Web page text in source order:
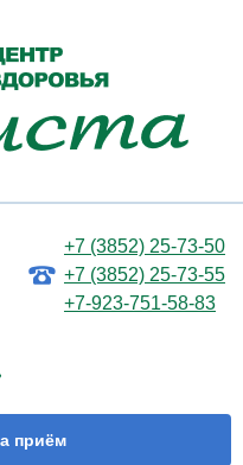
+7 (3852) 25-73-50
+7 (3852) 25-73-55
+7-923-751-58-83
приём